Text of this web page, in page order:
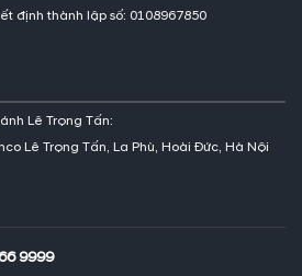
định thành lập số: 0108967850
Lê Trọng Tấn:
Lê Trọng Tấn, La Phù, Hoài Đức, Hà Nội
9999